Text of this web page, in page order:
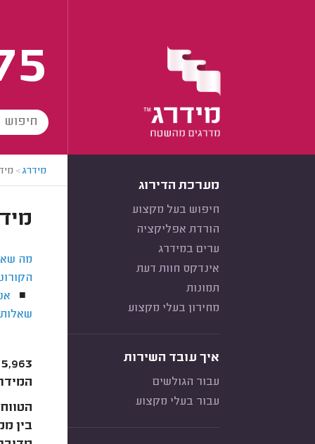
מערכת הדירוג
חיפוש בעל מקצוע
הורדת אפליקציה
ערים במידרג
אינדקס חוות דעת
תמונות
מחירון בעלי מקצוע
איך עובד השירות
עבור הגולשים
עבור בעלי מקצוע
מידרג>
מה
■
המידרג (מידרג 2018, שנת בחירות)